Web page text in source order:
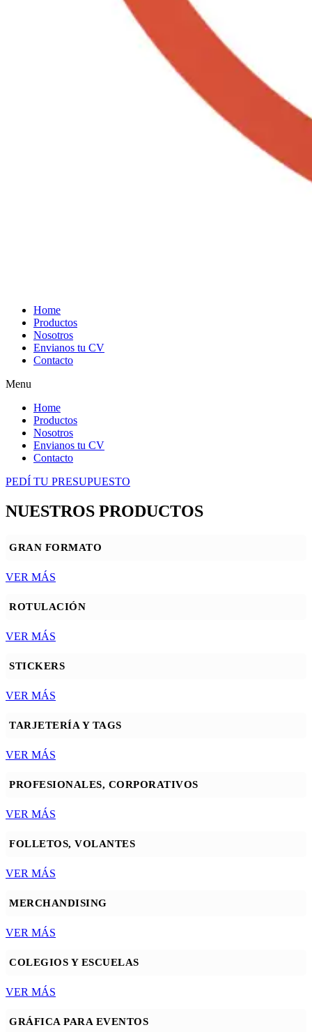
Home
Productos
Nosotros
Envianos tu CV
Contacto
Menu
Home
Productos
Nosotros
Envianos tu CV
Contacto
PEDÍ TU PRESUPUESTO
NUESTROS PRODUCTOS
GRAN FORMATO
VER MÁS
ROTULACIÓN
VER MÁS
STICKERS
VER MÁS
TARJETERÍA Y TAGS
VER MÁS
PROFESIONALES, CORPORATIVOS
VER MÁS
FOLLETOS, VOLANTES
VER MÁS
MERCHANDISING
VER MÁS
COLEGIOS Y ESCUELAS
VER MÁS
GRÁFICA PARA EVENTOS